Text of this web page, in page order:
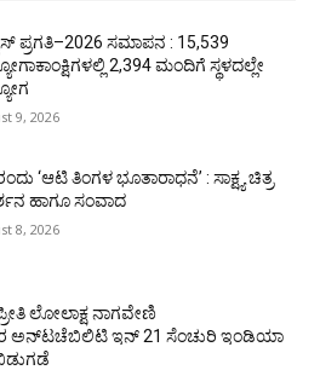
ಪ್ರಗತಿ–2026 ಸಮಾಪನ : 15,539
2,394 ಮಂದಿಗೆ ಸ್ಥಳದಲ್ಲೇ
9, 2026
‘ಆಟಿ ತಿಂಗಳ ಭೂತಾರಾಧನೆ’ : ಸಾಕ್ಷ್ಯ ಚಿತ್ರ
ಹಾಗೂ ಸಂವಾದ
8, 2026
ಲೋಲಾಕ್ಷ ನಾಗವೇಣಿ
ಅನ್‌ಟಚೆಬಿಲಿಟಿ ಇನ್ 21 ಸೆಂಚುರಿ ಇಂಡಿಯಾ